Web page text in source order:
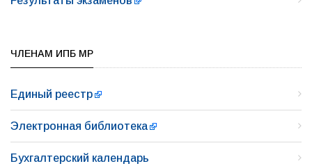
ЧЛЕНАМ ИПБ МР
Единый реестр
Электронная библиотека
Бухгалтерский календарь